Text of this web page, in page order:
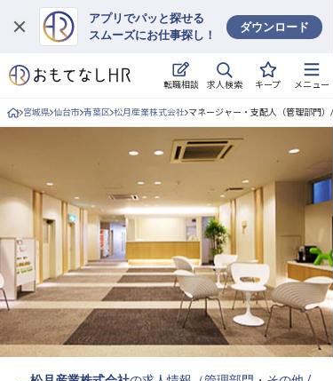
アプリでパッと探せる
スムーズにお仕事探し！
ダウンロード
転職相談 求人検索 キープ メニュー
ログイン
求人・施設を探す
就職・転職 合同説明会
おもてなしHRについて
ご利用の流れ
よくある質問
ホテル・宿泊業界情報コラム
宮城県 仙台市 青葉区 松月産業株式会社 マネージャー・支配人（管理部門